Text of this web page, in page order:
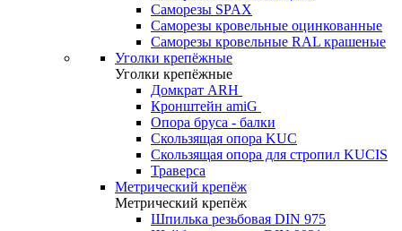
Саморезы SPAX
Саморезы кровельные оцинкованные
Саморезы кровельные RAL крашеные
Уголки крепёжные
Уголки крепёжные
Домкрат ARH
Кронштейн amiG
Опора бруса - балки
Скользящая опора KUC
Скользящая опора для стропил KUCIS
Траверса
Метрический крепёж
Метрический крепёж
Шпилька резьбовая DIN 975